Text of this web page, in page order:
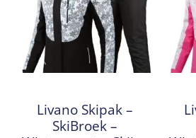
Livano Skipak –
SkiBroek –